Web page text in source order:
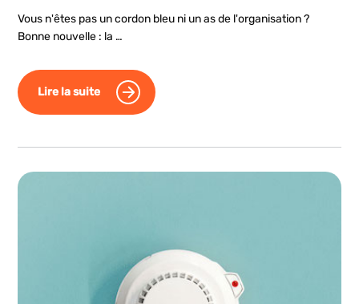
Vous n'êtes pas un cordon bleu ni un as de l'organisation ?
Bonne nouvelle : la …
Lire la suite